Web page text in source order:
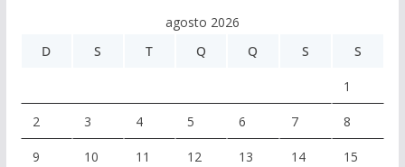
agosto 2026
D
S T Q Q S S
1
2 3 4 5 6 7 8
9 10 11 12 13 14 15